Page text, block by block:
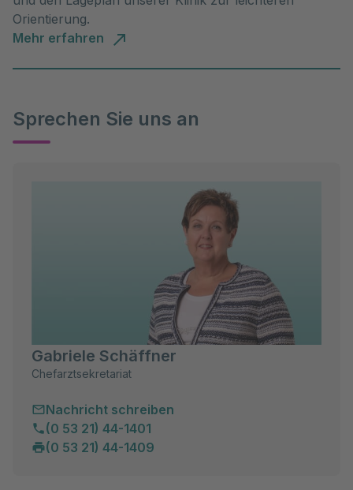
Orientierung.
Mehr erfahren
Sprechen Sie uns an
Gabriele Schäffner
Chefarztsekretariat
Nachricht schreiben
(0 53 21) 44-1401
(0 53 21) 44-1409